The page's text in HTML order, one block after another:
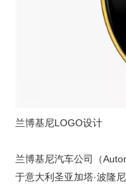
兰博基尼LOGO设计
兰博基尼汽车公司（
于意大利圣亚加塔·波隆